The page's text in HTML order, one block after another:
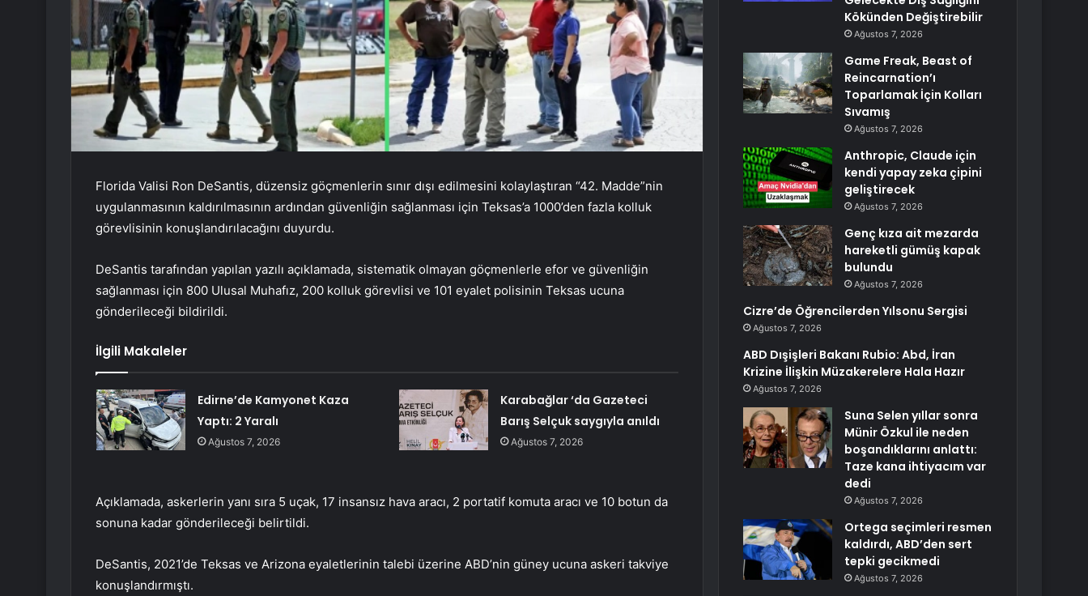
Florida Valisi Ron DeSantis, düzensiz göçmenlerin sınır dışı edilmesini kolaylaştıran “42. Madde”nin
uygulanmasının kaldırılmasının ardından güvenliğin sağlanması için Teksas’a 1000’den fazla kolluk
görevlisinin konuşlandırılacağını duyurdu.
DeSantis tarafından yapılan yazılı açıklamada, sistematik olmayan göçmenlerle efor ve güvenliğin
sağlanması için 800 Ulusal Muhafız, 200 kolluk görevlisi ve 101 eyalet polisinin Teksas ucuna
gönderileceği bildirildi.
İlgili Makaleler
Edirne’de Kamyonet Kaza
Yaptı: 2 Yaralı
Ağustos 7, 2026
Karabağlar ‘da Gazeteci
Barış Selçuk saygıyla anıldı
Ağustos 7, 2026
Açıklamada, askerlerin yanı sıra 5 uçak, 17 insansız hava aracı, 2 portatif komuta aracı ve 10 botun da
sonuna kadar gönderileceği belirtildi.
DeSantis, 2021’de Teksas ve Arizona eyaletlerinin talebi üzerine ABD’nin güney ucuna askeri takviye
konuşlandırmıştı.
Kökünden Değiştirebilir
Ağustos 7, 2026
Game Freak, Beast of
Reincarnation’ı
Toparlamak İçin Kolları
Sıvamış
Ağustos 7, 2026
Anthropic, Claude için
kendi yapay zeka çipini
geliştirecek
Ağustos 7, 2026
Genç kıza ait mezarda
hareketli gümüş kapak
bulundu
Ağustos 7, 2026
Cizre’de Öğrencilerden Yılsonu Sergisi
Ağustos 7, 2026
ABD Dışişleri Bakanı Rubio: Abd, İran
Krizine İlişkin Müzakerelere Hala Hazır
Ağustos 7, 2026
Suna Selen yıllar sonra
Münir Özkul ile neden
boşandıklarını anlattı:
Taze kana ihtiyacım var
dedi
Ağustos 7, 2026
Ortega seçimleri resmen
kaldırdı, ABD’den sert
tepki gecikmedi
Ağustos 7, 2026